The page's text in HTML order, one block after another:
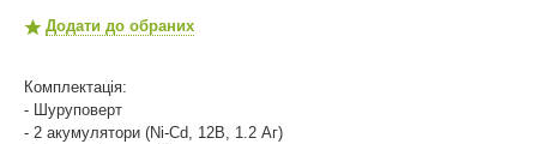
Додати до обраних
Комплектація:
- Шуруповерт
- 2 акумулятори (Ni-Cd, 12В, 1.2 Аг)